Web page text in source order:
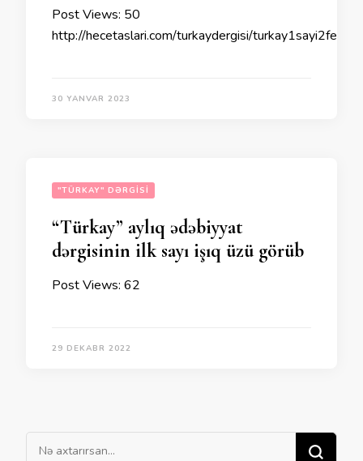
Post Views: 50
http://hecetaslari.com/turkaydergisi/
30 YANVAR 2023
"TÜRKAY" DƏRGISI
“Türkay” aylıq ədəbiyyat
dərgisinin ilk sayı işıq üzü görüb
Post Views: 62
29 DEKABR 2022
Bir